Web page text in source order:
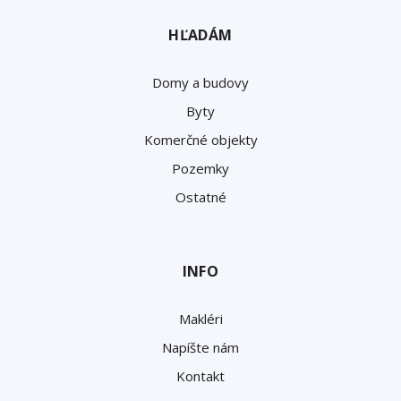
HĽADÁM
Domy a budovy
Byty
Komerčné objekty
Pozemky
Ostatné
INFO
Makléri
Napíšte nám
Kontakt